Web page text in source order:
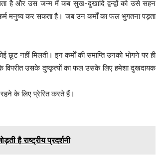
है और उस जन्म में कब सुख-दुखादि द्वन्द्वों को उसे सहन
कर्म मनुष्य कर सकता है। जब उन कर्मों का फल भुगतना पड़ता
छूट नहीं मिलती। इन कर्मों की समाप्ति उनको भोगने पर ही
विपरीत उसके दुष्कृत्यों का फल उसके लिए हमेशा दुखदायक
रहने के लिए प्रेरित करते हैं।
है राष्ट्रीय प्रदर्शनी